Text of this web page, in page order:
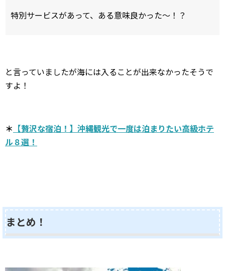
特別サービスがあって、ある意味良かった～！？
と言っていましたが海には入ることが出来なかったそうで
すよ！
＊ 【贅沢な宿泊！】沖縄観光で一度は泊まりたい高級ホテ
ル８選！
まとめ！